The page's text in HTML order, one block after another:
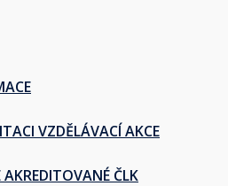
VZDĚLÁVACÍ AKCE
ČLK